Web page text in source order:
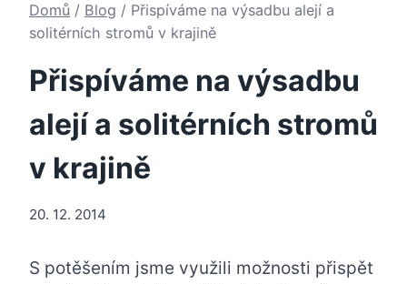
Domů / Blog / Přispíváme na výsadbu alejí a
solitérních stromů v krajině
Přispíváme na výsadbu
alejí a solitérních stromů
v krajině
20. 12. 2014
S potěšením jsme využili možnosti přispět